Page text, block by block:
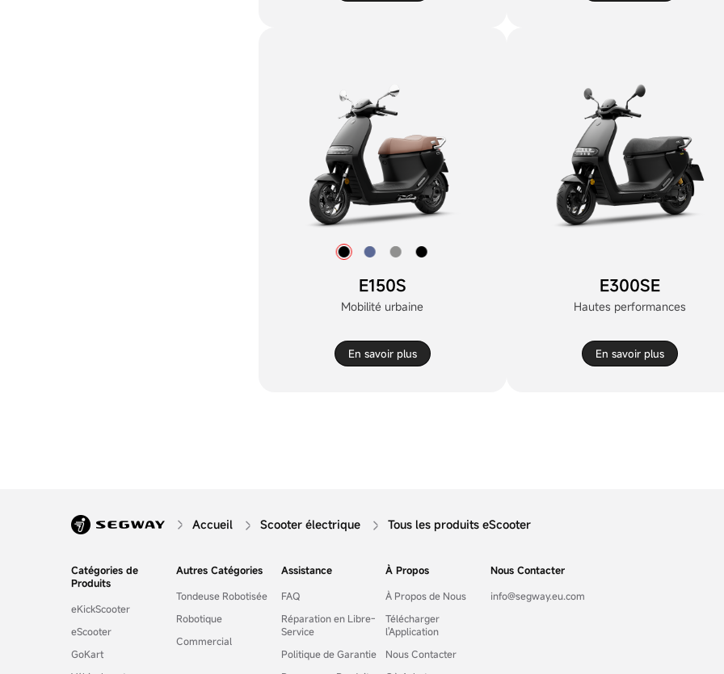
E150S
Mobilité urbaine
En savoir plus
E300SE
Hautes performances
En savoir plus
Accueil Scooter électrique Tous les produits eScooter
Catégories de
Produits
eKickScooter
eScooter
GoKart
Autres Catégories
Tondeuse Robotisée
Robotique
Commercial
Assistance
FAQ
Réparation en Libre-
Service
Politique de Garantie
À Propos
À Propos de Nous
Télécharger
l'Application
Nous Contacter
Nous Contacter
info@segway.eu.com